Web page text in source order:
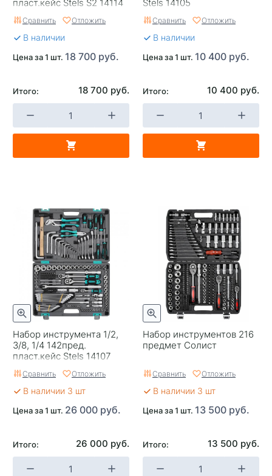
пласт.кейс Stels S2 14114
Сравнить Отложить
В наличии
Цена за 1 шт. 18 700 руб.
Итого: 18 700 руб.
Stels 14105
Сравнить Отложить
В наличии
Цена за 1 шт. 10 400 руб.
Итого: 10 400 руб.
Набор инструмента 1/2,
3/8, 1/4 142пред.
пласт.кейс Stels 14107
Сравнить Отложить
В наличии 3 шт
Цена за 1 шт. 26 000 руб.
Итого: 26 000 руб.
Набор инструментов 216
предмет Солист
Сравнить Отложить
В наличии 3 шт
Цена за 1 шт. 13 500 руб.
Итого: 13 500 руб.